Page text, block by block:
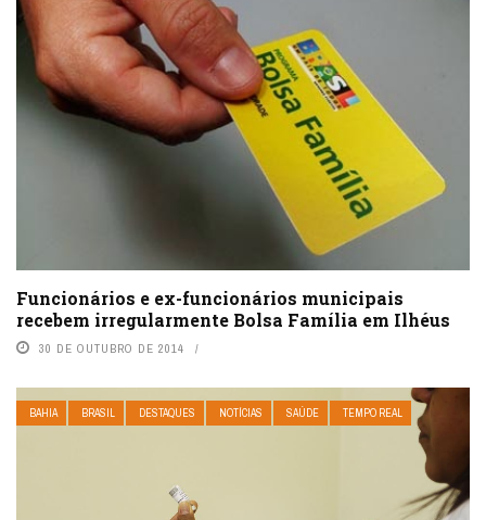
Funcionários e ex-funcionários municipais
recebem irregularmente Bolsa Família em Ilhéus
30 DE OUTUBRO DE 2014
BAHIA BRASIL DESTAQUES NOTÍCIAS SAÚDE TEMPO REAL